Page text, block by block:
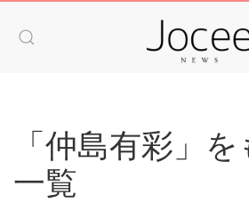
「仲島有彩」
一覧